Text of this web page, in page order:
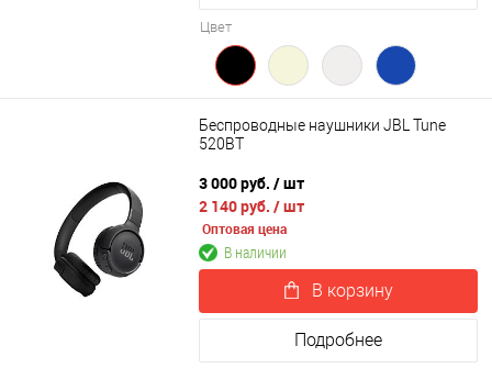
Цвет
Беспроводные наушники JBL Tune
520BT
3 000 руб. / шт
2 140 руб. / шт
Оптовая цена
В наличии
В корзину
Подробнее